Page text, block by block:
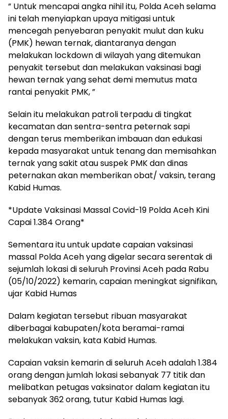
” Untuk mencapai angka nihil itu, Polda Aceh selama
ini telah menyiapkan upaya mitigasi untuk
mencegah penyebaran penyakit mulut dan kuku
(PMK) hewan ternak, diantaranya dengan
melakukan lockdown di wilayah yang ditemukan
penyakit tersebut dan melakukan vaksinasi bagi
hewan ternak yang sehat demi memutus mata
rantai penyakit PMK, ”
Selain itu melakukan patroli terpadu di tingkat
kecamatan dan sentra-sentra peternak sapi
dengan terus memberikan imbauan dan edukasi
kepada masyarakat untuk tenang dan memisahkan
ternak yang sakit atau suspek PMK dan dinas
peternakan akan memberikan obat/ vaksin, terang
Kabid Humas.
*Update Vaksinasi Massal Covid-19 Polda Aceh Kini
Capai 1.384 Orang*
Sementara itu untuk update capaian vaksinasi
massal Polda Aceh yang digelar secara serentak di
sejumlah lokasi di seluruh Provinsi Aceh pada Rabu
(05/10/2022) kemarin, capaian meningkat signifikan,
ujar Kabid Humas
Dalam kegiatan tersebut ribuan masyarakat
diberbagai kabupaten/kota beramai-ramai
melakukan vaksin, kata Kabid Humas.
Capaian vaksin kemarin di seluruh Aceh adalah 1.384
orang dengan jumlah lokasi sebanyak 77 titik dan
melibatkan petugas vaksinator dalam kegiatan itu
sebanyak 362 orang, tutur Kabid Humas lagi.